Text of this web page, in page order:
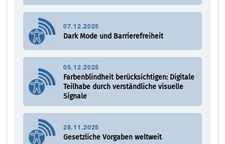
07.12.2025
Dark Mode und Barrierefreiheit
05.12.2025
Farbenblindheit berücksichtigen: Digitale
Teilhabe durch verständliche visuelle
Signale
28.11.2025
Gesetzliche Vorgaben weltweit